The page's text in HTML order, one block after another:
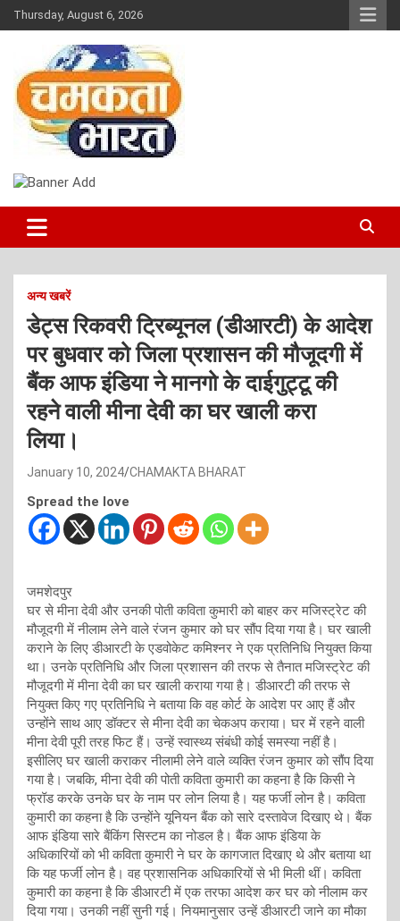
Skip
to
Thursday, August 6, 2026
CHAMAKTA BHARAT
अन्य खबरें
डेट्स रिकवरी ट्रिब्यूनल (डीआरटी) के आदेश
पर बुधवार को जिला प्रशासन की मौजूदगी में
बैंक आफ इंडिया ने मानगो के दाईगुट्टू की
रहने वाली मीना देवी का घर खाली करा
लिया।
January 10, 2024 CHAMAKTA BHARAT
Spread the love
जमशेदपुर
घर से मीना देवी और उनकी पोती कविता कुमारी को बाहर कर मजिस्ट्रेट की
मौजूदगी में नीलाम लेने वाले रंजन कुमार को घर सौंप दिया गया है। घर खाली
कराने के लिए डीआरटी के एडवोकेट कमिश्नर ने एक प्रतिनिधि नियुक्त किया
था। उनके प्रतिनिधि और जिला प्रशासन की तरफ से तैनात मजिस्ट्रेट की
मौजूदगी में मीना देवी का घर खाली कराया गया है। डीआरटी की तरफ से
नियुक्त किए गए प्रतिनिधि ने बताया कि वह कोर्ट के आदेश पर आए हैं और
उन्होंने साथ आए डॉक्टर से मीना देवी का चेकअप कराया। घर में रहने वाली
मीना देवी पूरी तरह फिट हैं। उन्हें स्वास्थ्य संबंधी कोई समस्या नहीं है।
इसीलिए घर खाली कराकर नीलामी लेने वाले व्यक्ति रंजन कुमार को सौंप दिया
गया है। जबकि, मीना देवी की पोती कविता कुमारी का कहना है कि किसी ने
फ्रॉड करके उनके घर के नाम पर लोन लिया है। यह फर्जी लोन है। कविता
कुमारी का कहना है कि उन्होंने यूनियन बैंक को सारे दस्तावेज दिखाए थे। बैंक
आफ इंडिया सारे बैंकिंग सिस्टम का नोडल है। बैंक आफ इंडिया के
अधिकारियों को भी कविता कुमारी ने घर के कागजात दिखाए थे और बताया था
कि यह फर्जी लोन है। वह प्रशासनिक अधिकारियों से भी मिली थीं। कविता
कुमारी का कहना है कि डीआरटी में एक तरफा आदेश कर घर को नीलाम कर
दिया गया। उनकी नहीं सुनी गई। नियमानुसार उन्हें डीआरटी जाने का मौका